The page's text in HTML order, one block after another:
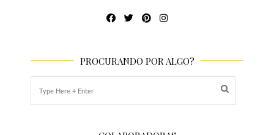
PROCURANDO POR ALGO?